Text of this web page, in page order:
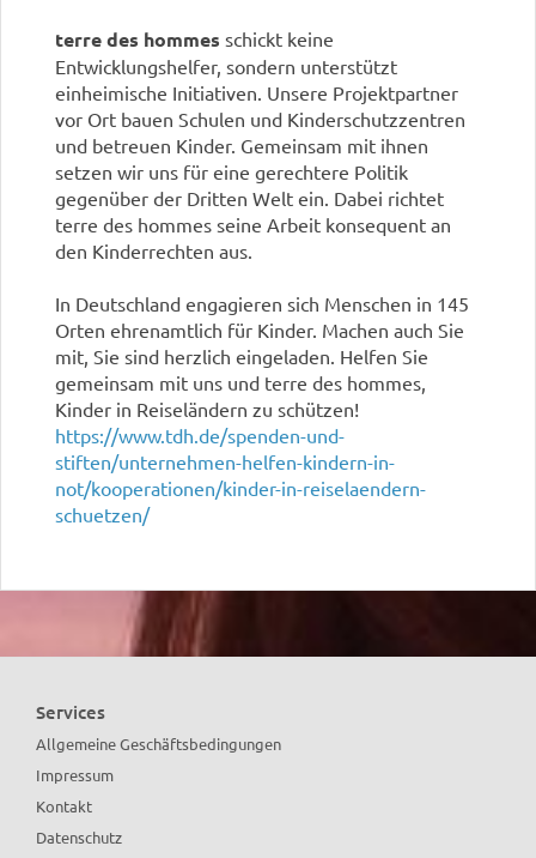
terre des hommes schickt keine
Entwicklungshelfer, sondern unterstützt
einheimische Initiativen. Unsere Projektpartner
vor Ort bauen Schulen und Kinderschutzzentren
und betreuen Kinder. Gemeinsam mit ihnen
setzen wir uns für eine gerechtere Politik
gegenüber der Dritten Welt ein. Dabei richtet
terre des hommes seine Arbeit konsequent an
den Kinderrechten aus.
In Deutschland engagieren sich Menschen in 145
Orten ehrenamtlich für Kinder. Machen auch Sie
mit, Sie sind herzlich eingeladen. Helfen Sie
gemeinsam mit uns und terre des hommes,
Kinder in Reiseländern zu schützen!
https://www.tdh.de/spenden-und-
stiften/unternehmen-helfen-kindern-in-
not/kooperationen/kinder-in-reiselaendern-
schuetzen/
Services
Allgemeine Geschäftsbedingungen
Impressum
Kontakt
Datenschutz